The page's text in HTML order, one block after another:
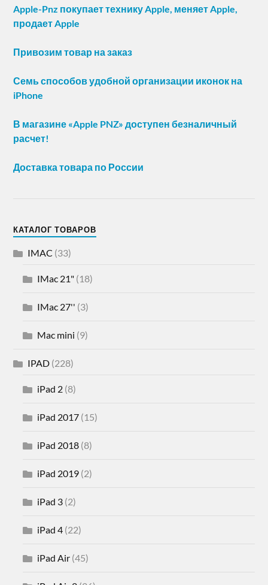
Apple-Pnz покупает технику Apple, меняет Apple,
продает Apple
Привозим товар на заказ
Семь способов удобной организации иконок на
iPhone
В магазине «Apple PNZ» доступен безналичный
расчет!
Доставка товара по России
КАТАЛОГ ТОВАРОВ
IMAC (33)
IMac 21" (18)
IMac 27'' (3)
Mac mini (9)
IPAD (228)
iPad 2 (8)
iPad 2017 (15)
iPad 2018 (8)
iPad 2019 (2)
iPad 3 (2)
iPad 4 (22)
iPad Air (45)